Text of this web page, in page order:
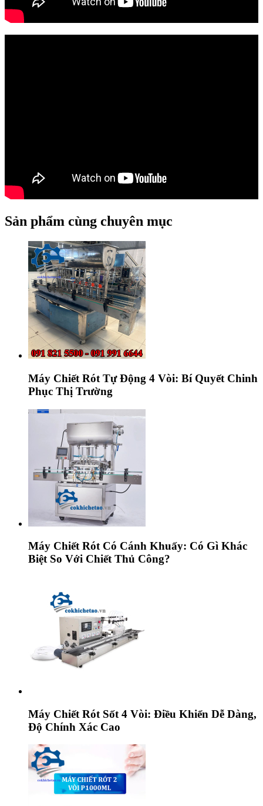
Sản phẩm cùng chuyên mục
Máy Chiết Rót Tự Động 4 Vòi: Bí Quyết Chinh
Phục Thị Trường
Máy Chiết Rót Có Cánh Khuấy: Có Gì Khác
Biệt So Với Chiết Thủ Công?
Máy Chiết Rót Sốt 4 Vòi: Điều Khiển Dễ Dàng,
Độ Chính Xác Cao